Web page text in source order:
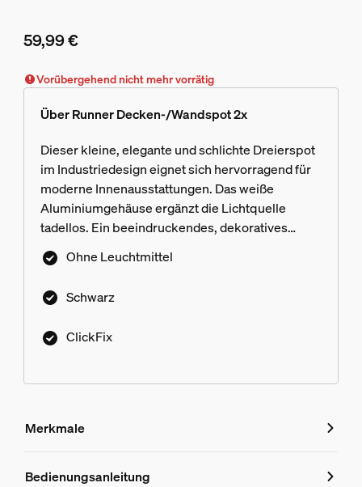
59,99 €
Vorübergehend nicht mehr vorrätig
Über Runner Decken-/Wandspot 2x
Dieser kleine, elegante und schlichte Dreierspot
im Industriedesign eignet sich hervorragend für
moderne Innenausstattungen. Das weiße
Aluminiumgehäuse ergänzt die Lichtquelle
tadellos. Ein beeindruckendes, dekoratives
Glanzstück mit rotierender Lichtquelle.
Ohne Leuchtmittel
Schwarz
ClickFix
Merkmale
Merkmale
Bedienungsanleitung